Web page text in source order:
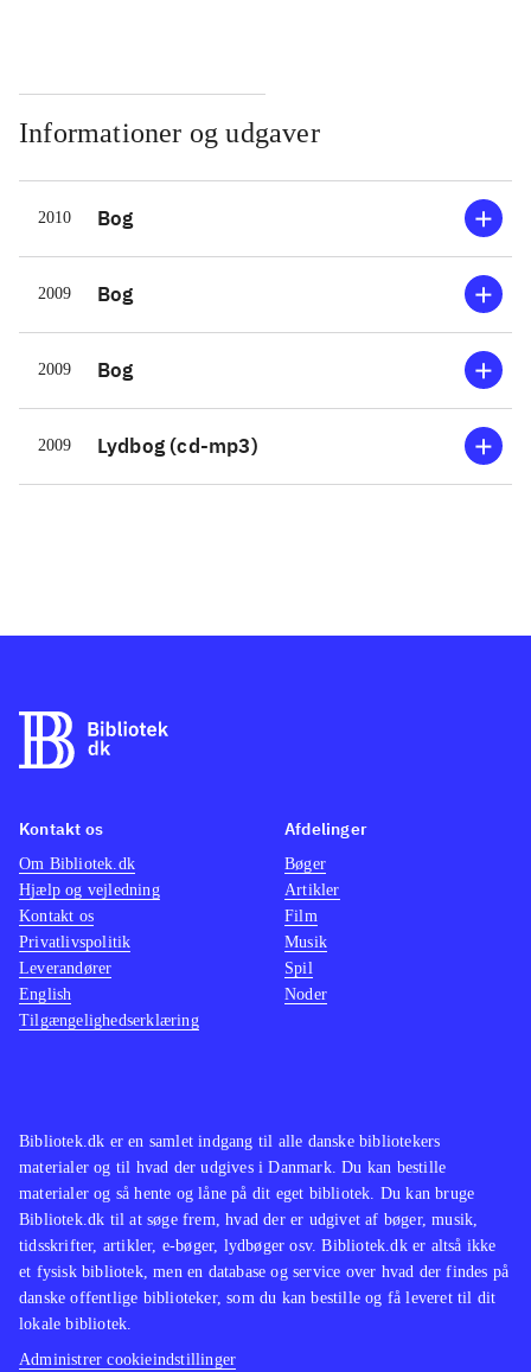
Informationer og udgaver
2010 Bog
2009 Bog
2009 Bog
2009 Lydbog (cd-mp3)
Bibliotek.dk er en samlet indgang til alle danske bibliotekers
materialer og til hvad der udgives i Danmark. Du kan bestille
materialer og så hente og låne på dit eget bibliotek. Du kan bruge
Bibliotek.dk til at søge frem, hvad der er udgivet af bøger, musik,
tidsskrifter, artikler, e-bøger, lydbøger osv. Bibliotek.dk er altså ikke
et fysisk bibliotek, men en database og service over hvad der findes på
danske offentlige biblioteker, som du kan bestille og få leveret til dit
lokale bibliotek.
Administrer cookieindstillinger
Kontakt os
Om Bibliotek.dk
Hjælp og vejledning
Kontakt os
Privatlivspolitik
Leverandører
English
Tilgængelighedserklæring
Afdelinger
Bøger
Artikler
Film
Musik
Spil
Noder